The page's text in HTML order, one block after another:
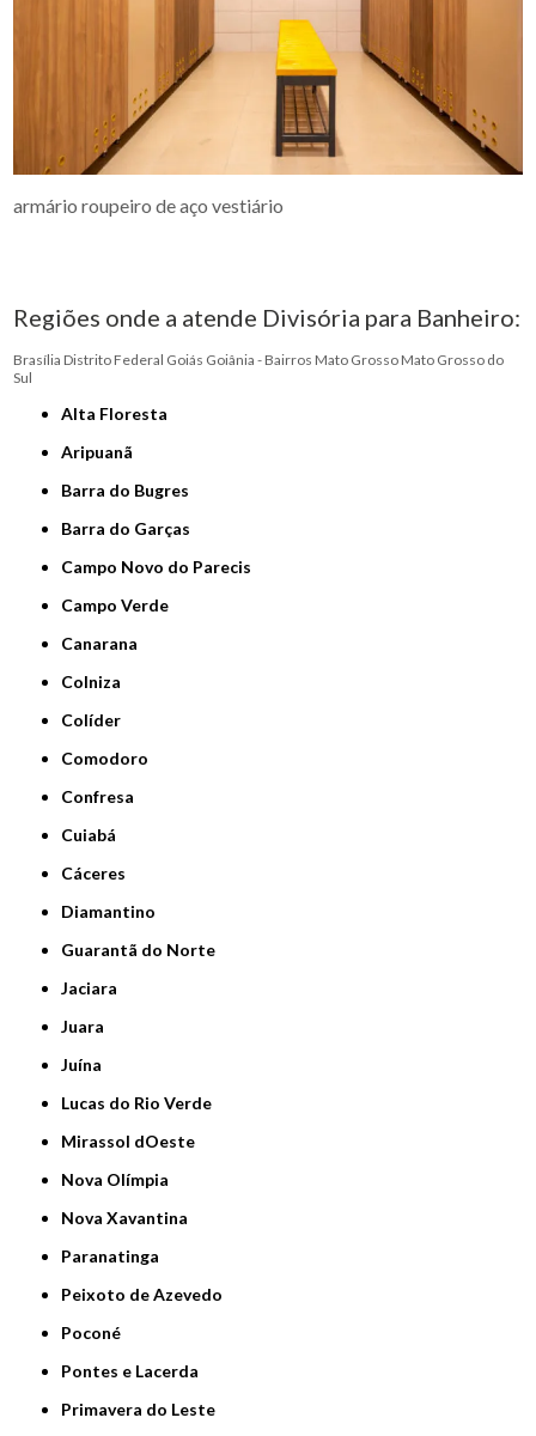
armário roupeiro de aço vestiário
Regiões onde a atende Divisória para Banheiro:
Brasília Distrito Federal Goiás Goiânia - Bairros Mato Grosso Mato Grosso do
Sul
Alta Floresta
Aripuanã
Barra do Bugres
Barra do Garças
Campo Novo do Parecis
Campo Verde
Canarana
Colniza
Colíder
Comodoro
Confresa
Cuiabá
Cáceres
Diamantino
Guarantã do Norte
Jaciara
Juara
Juína
Lucas do Rio Verde
Mirassol dOeste
Nova Olímpia
Nova Xavantina
Paranatinga
Peixoto de Azevedo
Poconé
Pontes e Lacerda
Primavera do Leste